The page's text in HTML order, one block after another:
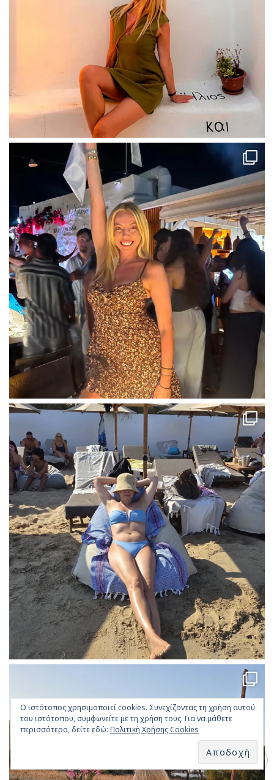
Ο ιστότοπος χρησιμοποιεί cookies. Συνεχίζοντας τη χρήση αυτού
του ιστότοπου, συμφωνείτε με τη χρήση τους. Για να μάθετε
περισσότερα, δείτε εδώ: Πολιτική Χρήσης Cookies